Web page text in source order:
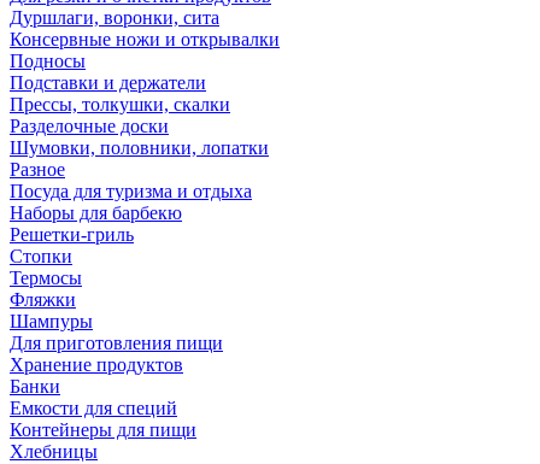
Дуршлаги, воронки, сита
Консервные ножи и открывалки
Подносы
Подставки и держатели
Прессы, толкушки, скалки
Разделочные доски
Шумовки, половники, лопатки
Разное
Посуда для туризма и отдыха
Наборы для барбекю
Решетки-гриль
Стопки
Термосы
Фляжки
Шампуры
Для приготовления пищи
Хранение продуктов
Банки
Емкости для специй
Контейнеры для пищи
Хлебницы